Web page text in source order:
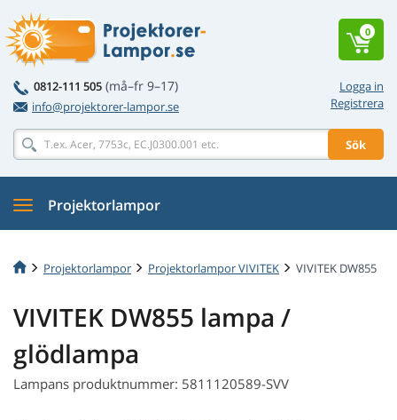
Logga in
Registrera
0812-111 505 (må–fr 9–17)
info@projektorer-lampor.se
Sök
0
Projektorlampor
Projektorlampor Projektorlampor VIVITEK VIVITEK DW855
VIVITEK DW855 lampa /
glödlampa
Lampans produktnummer: 5811120589-SVV